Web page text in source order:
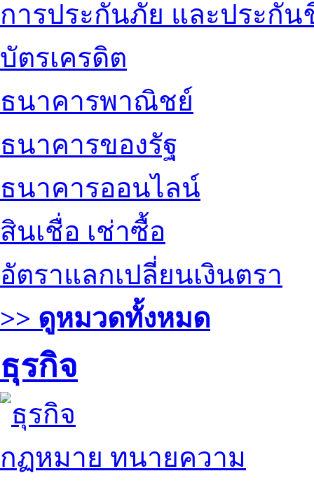
การประกันภัย และประกัน
บัตรเครดิต
ธนาคารพาณิชย์
ธนาคารของรัฐ
ธนาคารออนไลน์
สินเชื่อ เช่าซื้อ
อัตราแลกเปลี่ยนเงินตรา
>> ดูหมวดทั้งหมด
ธุรกิจ
กฏหมาย ทนายความ